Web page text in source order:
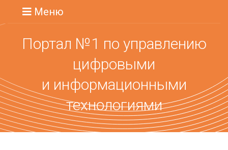
Меню
Портал №1 по управлению
цифровыми
и информационными
технологиями